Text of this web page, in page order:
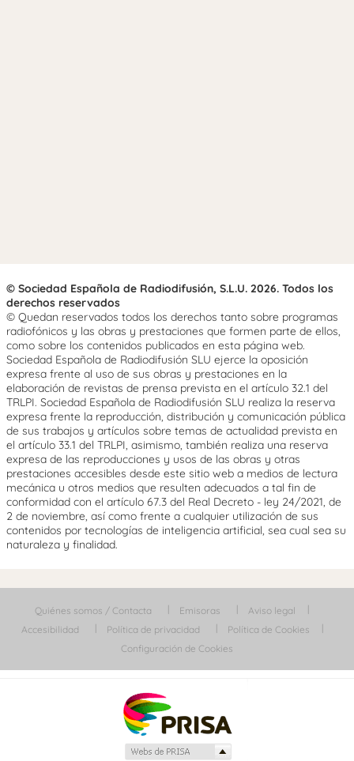
© Sociedad Española de Radiodifusión, S.L.U. 2026. Todos los
derechos reservados
© Quedan reservados todos los derechos tanto sobre programas
radiofónicos y las obras y prestaciones que formen parte de ellos,
como sobre los contenidos publicados en esta página web.
Sociedad Española de Radiodifusión SLU ejerce la oposición
expresa frente al uso de sus obras y prestaciones en la
elaboración de revistas de prensa prevista en el artículo 32.1 del
TRLPI. Sociedad Española de Radiodifusión SLU realiza la reserva
expresa frente la reproducción, distribución y comunicación pública
de sus trabajos y artículos sobre temas de actualidad prevista en
el artículo 33.1 del TRLPI, asimismo, también realiza una reserva
expresa de las reproducciones y usos de las obras y otras
prestaciones accesibles desde este sitio web a medios de lectura
mecánica u otros medios que resulten adecuados a tal fin de
conformidad con el artículo 67.3 del Real Decreto - ley 24/2021, de
2 de noviembre, así como frente a cualquier utilización de sus
contenidos por tecnologías de inteligencia artificial, sea cual sea su
naturaleza y finalidad.
Quiénes somos / Contacta Emisoras
Aviso legal
Accesibilidad
Política de privacidad
Política de Cookies
Configuración de Cookies